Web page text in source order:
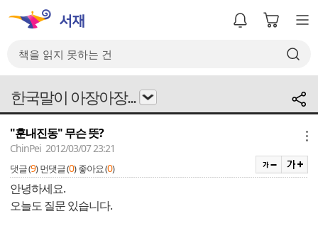
한국말이 아장아장...
"훈내진동" 무슨 뜻?
ChinPei 2012/03/07 23:21
댓글 (9) 먼댓글 (0) 좋아요 (0)
안녕하세요.
오늘도 질문 있습니다.